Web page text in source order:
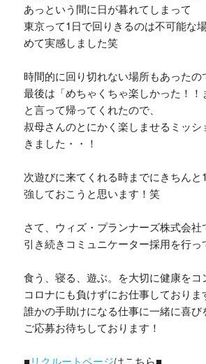
あっという間に日が暮れてしまって
東京って1日で回りきるのは不可能な
めて実感しました笑
時間的に回り切れない場所もあったの
最後は「めちゃくちゃ楽しかった！！
と言って帰ってくれたので、
叔母さんのとにかく楽しませるミッシ
きました・・！
次遊びに来てくれる時までにきちんと
強しておこうと思います！笑
さて、ウィズ・プランナーズ株式会社
引き続きコミュニケーター採用を行っ
食う、寝る、遊ぶ。を大切に健康をコ
コロナにも負けずにお仕事しておりま
誰かの手助けになる仕事に一緒に喜び
ご応募お待ちしております！
■リクルートページはこちら■